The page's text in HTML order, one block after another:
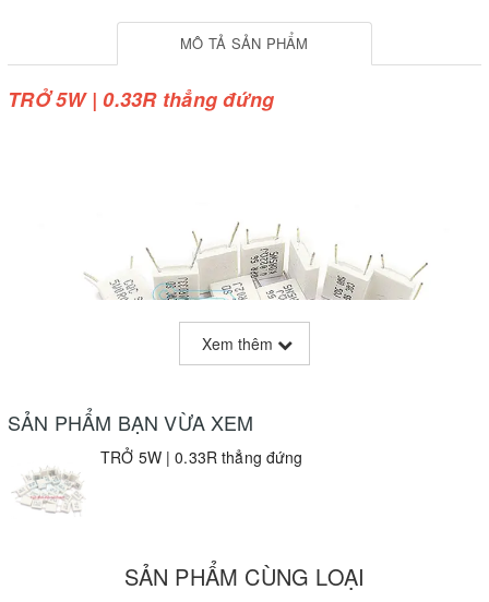
MÔ TẢ SẢN PHẨM
TRỞ 5W | 0.33R thẳng đứng
Xem thêm
SẢN PHẨM BẠN VỪA XEM
TRỞ 5W | 0.33R thẳng đứng
SẢN PHẨM CÙNG LOẠI